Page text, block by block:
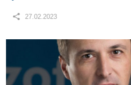
27.02.2023